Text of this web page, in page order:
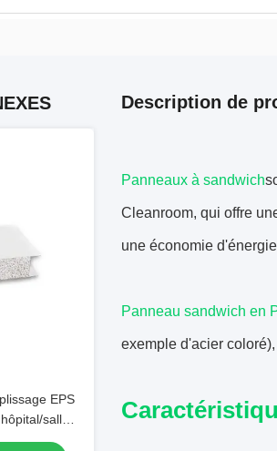
EPS
salle
Description de
Panneaux à sandwich
Cleanroom, qui offre
une économie
Panneau sandwich en
exemple d'acier